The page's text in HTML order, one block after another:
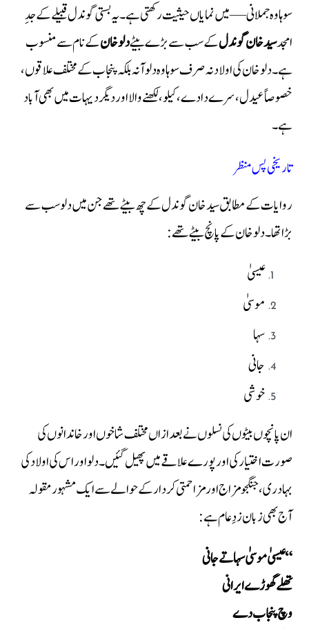
سوہاوہ جملانی — میں نمایاں حیثیت رکھتی ہے۔ یہ بستی گوندل قبیلے کے جدِ
امجدسید خان گوندلکے سب سے بڑے بیٹےدلو خانکے نام سے منسوب
ہے۔ دلو خان کی اولاد نہ صرف سوہاوہ دلوآنہ بلکہ پنجاب کے مختلف علاقوں،
خصوصاً عیدل، سرے دادے، کیلو، لکھنے والا اور دیگر دیہات میں بھی آباد
ہے۔
تاریخی پس منظر
روایات کے مطابق سید خان گوندل کے چھ بیٹے تھے جن میں دلو سب سے
بڑا تھا۔ دلو خان کے پانچ بیٹے تھے:
عیسیٰ
موسیٰ
سہا
جانی
خوشی
ان پانچوں بیٹوں کی نسلوں نے بعد ازاں مختلف شاخوں اور خاندانوں کی
صورت اختیار کی اور پورے علاقے میں پھیل گئیں۔ دلو اور اس کی اولاد کی
بہادری، جنگجو مزاج اور مزاحمتی کردار کے حوالے سے ایک مشہور مقولہ
آج بھی زبان زدِ عام ہے:
“عیسیٰ موسیٰ سہا تے جانی
تھلے گھوڑے ایرانی
وچ پنجاب دے